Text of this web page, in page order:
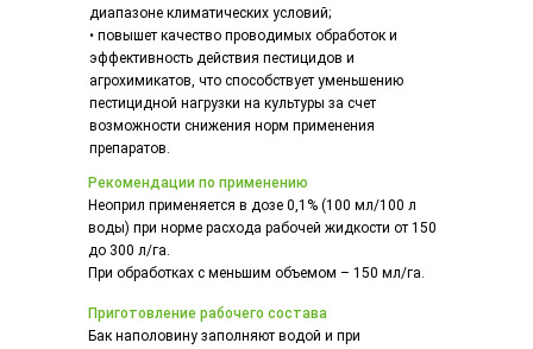
Бак наполовину заполняют водой и при
Неоприл применяется в дозе 0,1% (100 мл/100 л
воды) при норме расхода рабочей жидкости от 150
до 300 л/га.
При обработках с меньшим объемом – 150 мл/га.
Рекомендации по применению
Приготовление рабочего состава
диапазоне климатических условий;
• повышет качество проводимых обработок и
эффективность действия пестицидов и
агрохимикатов, что способствует уменьшению
пестицидной нагрузки на культуры за счет
возможности снижения норм применения
препаратов.